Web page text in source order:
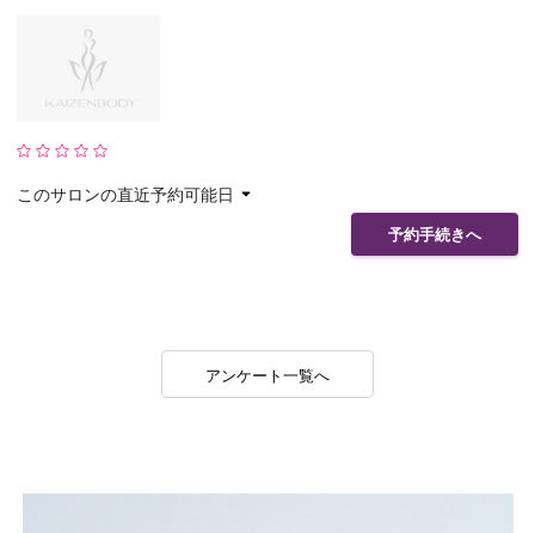
このサロンの直近予約可能日
予約手続きへ
アンケート一覧へ